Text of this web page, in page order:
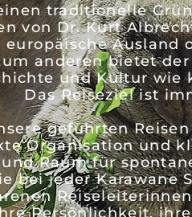
traditionelle
von Dr. Kurt
europäische Ausland
anderen bietet
und Kultur wie
Das Reiseziel ist
geführten
Organisation und
Raum für
bei jeder Karawane
Persönlichkeit,